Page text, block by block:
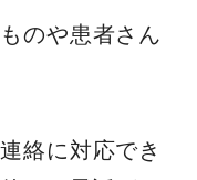
のや患者さん
絡に対応でき